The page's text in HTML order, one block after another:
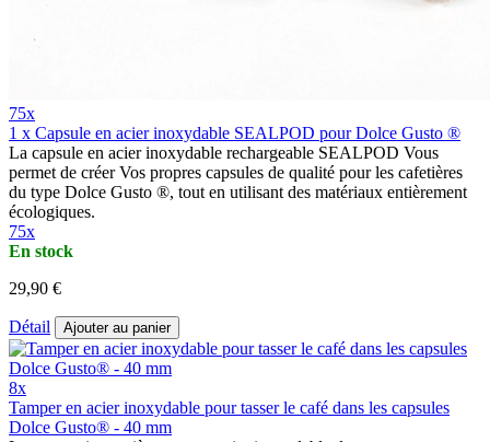
75x
1 x Capsule en acier inoxydable SEALPOD pour Dolce Gusto ®
La capsule en acier inoxydable rechargeable SEALPOD Vous
permet de créer Vos propres capsules de qualité pour les cafetières
du type Dolce Gusto ®, tout en utilisant des matériaux entièrement
écologiques.
75x
En stock
29,90 €
Détail Ajouter au panier
8x
Tamper en acier inoxydable pour tasser le café dans les capsules
Dolce Gusto® - 40 mm